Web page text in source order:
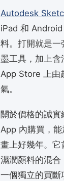
Autodesk
iPad 和
料。打開就是一
墨工具，加上含
App Store 上由
氣。
關於價格的誠實
App 內購買，
畫上好幾年。
濕潤顏料的混
一個獨立的買斷